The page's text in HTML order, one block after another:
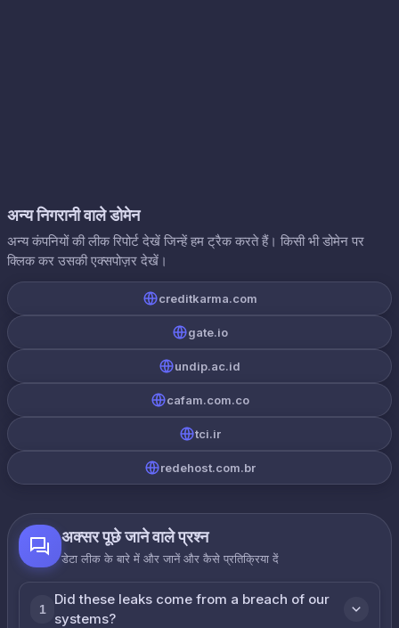
अन्य निगरानी वाले डोमेन
अन्य कंपनियों की लीक रिपोर्ट देखें जिन्हें हम ट्रैक करते हैं। किसी भी डोमेन पर
क्लिक कर उसकी एक्सपोज़र देखें।
creditkarma.com
gate.io
undip.ac.id
cafam.com.co
tci.ir
redehost.com.br
अक्सर पूछे जाने वाले प्रश्न
डेटा लीक के बारे में और जानें और कैसे प्रतिक्रिया दें
1
Did these leaks come from a breach of our
systems?